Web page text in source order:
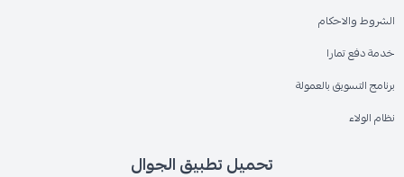
الشروط والاحكام
خدمة دفع تمارا
برنامج التسويق بالعمولة
نظام الولاء
تحميل تطبيق الجوال